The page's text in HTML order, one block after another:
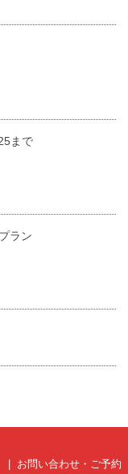
まで
ラン
お問い合わせ・ご予約